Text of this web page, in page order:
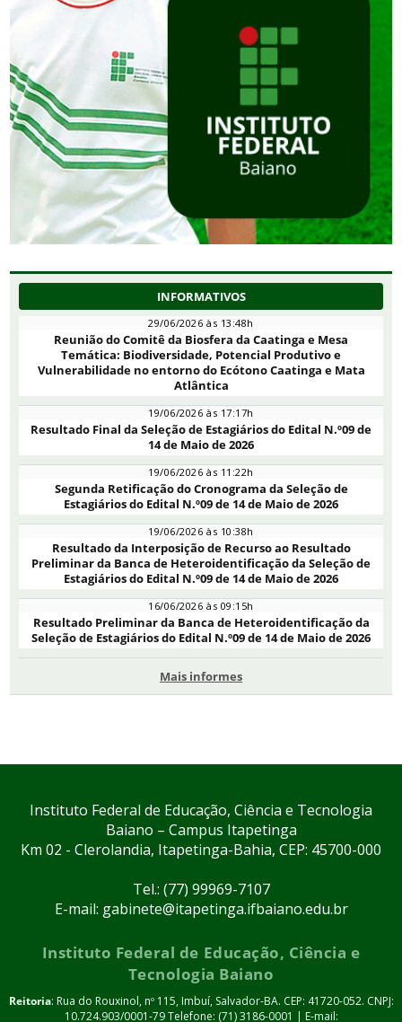
INFORMATIVOS
29/06/2026 às 13:48h
Reunião do Comitê da Biosfera da Caatinga e Mesa
Temática: Biodiversidade, Potencial Produtivo e
Vulnerabilidade no entorno do Ecótono Caatinga e Mata
Atlântica
19/06/2026 às 17:17h
Resultado Final da Seleção de Estagiários do Edital N.º09 de
14 de Maio de 2026
19/06/2026 às 11:22h
Segunda Retificação do Cronograma da Seleção de
Estagiários do Edital N.º09 de 14 de Maio de 2026
19/06/2026 às 10:38h
Resultado da Interposição de Recurso ao Resultado
Preliminar da Banca de Heteroidentificação da Seleção de
Estagiários do Edital N.º09 de 14 de Maio de 2026
16/06/2026 às 09:15h
Resultado Preliminar da Banca de Heteroidentificação da
Seleção de Estagiários do Edital N.º09 de 14 de Maio de 2026
Mais informes
Instituto Federal de Educação, Ciência e Tecnologia
Baiano – Campus Itapetinga
Km 02 - Clerolandia, Itapetinga-Bahia, CEP: 45700-000
Tel.: (77) 99969-7107
E-mail: gabinete@itapetinga.ifbaiano.edu.br
Instituto Federal de Educação, Ciência e
Tecnologia Baiano
Reitoria: Rua do Rouxinol, nº 115, Imbuí, Salvador-BA. CEP: 41720-052. CNPJ:
10.724.903/0001-79 Telefone: (71) 3186-0001 | E-mail: